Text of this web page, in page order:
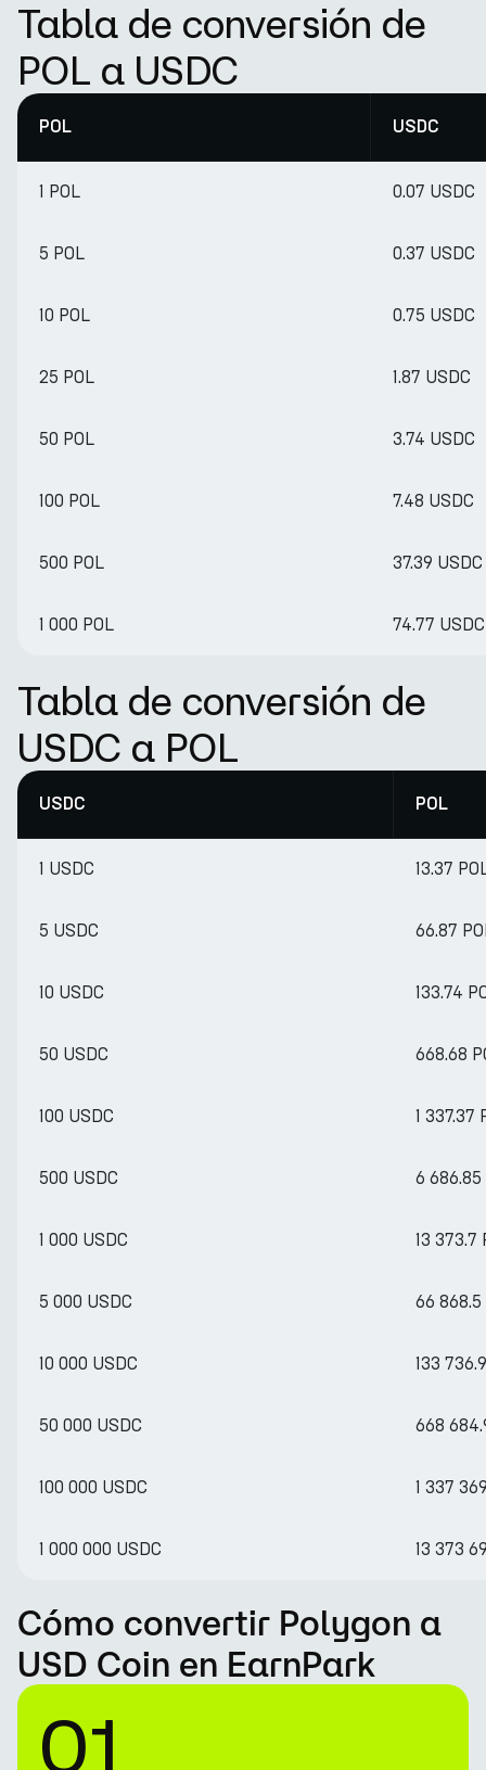
Tabla de conversión de
POL a USDC
POL USDC
1 POL 0.07 USDC
5 POL 0.37 USDC
10 POL 0.75 USDC
25 POL 1.87 USDC
50 POL 3.74 USDC
100 POL 7.48 USDC
500 POL 37.39 USDC
1 000 POL 74.77 USDC
Tabla de conversión de
USDC a POL
USDC POL
1 USDC 13.37
5 USDC 66.87
10 USDC 133.74
50 USDC 668.68
100 USDC 1 337.37
500 USDC 6 686.85
1 000 USDC 13 373.7
5 000 USDC 66 868.5
10 000 USDC 133
50 000 USDC 668
100 000 USDC 1 337
1 000 000 USDC 13 373
Cómo convertir Polygon a
USD Coin en EarnPark
01